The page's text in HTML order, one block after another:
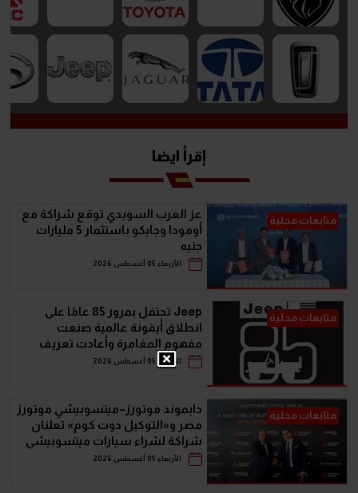
إقرأ ايضا
متابعات محلية
عز العرب السويدي توقع شراكة مع
أومودا وجايكو باستثمار 5 مليارات
جنيه
الأربعاء 05 أغسطس 2026
متابعات محلية
Jeep تحتفل بمرور 85 عامًا على
انطلاق أيقونة عالمية صنعت
مفهوم المغامرة وأعادت تعريف
سيارات الـ SUV
الأربعاء 05 أغسطس 2026
متابعات محلية
دايموند موتورز–ميتسوبيشي موتورز
مصر و«التوكيل دوت كوم» تعلنان
شراكة لشراء سيارات ميتسوبيشي
أونلاين
الأربعاء 05 أغسطس 2026